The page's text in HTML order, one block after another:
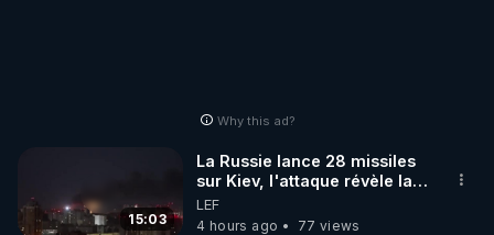
Why this ad?
15:03
La Russie lance 28 missiles
sur Kiev, l'attaque révèle la
faiblesse de Kiev
LEF
4 hours ago
77 views